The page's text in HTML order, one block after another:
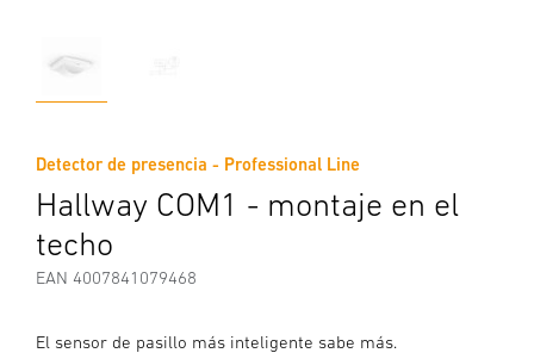
Detector de presencia - Professional Line
Hallway COM1 - montaje en el
techo
EAN 4007841079468
El sensor de pasillo más inteligente sabe más.